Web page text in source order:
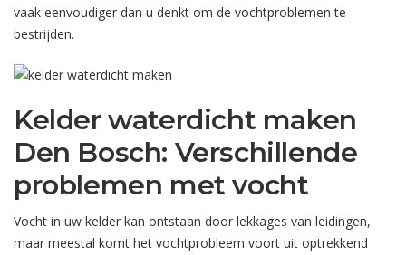
vaak eenvoudiger dan u denkt om de vochtproblemen te
bestrijden.
Kelder waterdicht maken
Den Bosch: Verschillende
problemen met vocht
Vocht in uw kelder kan ontstaan door lekkages van leidingen,
maar meestal komt het vochtprobleem voort uit optrekkend